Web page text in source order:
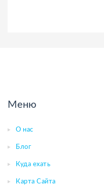
Меню
О нас
Блог
Куда ехать
Карта Сайта